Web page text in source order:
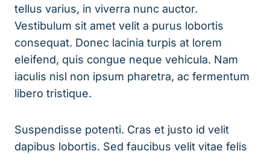
tellus varius, in viverra nunc auctor.
Vestibulum sit amet velit a purus lobortis
consequat. Donec lacinia turpis at lorem
eleifend, quis congue neque vehicula. Nam
iaculis nisl non ipsum pharetra, ac fermentum
libero tristique.
Suspendisse potenti. Cras et justo id velit
dapibus lobortis. Sed faucibus velit vitae felis